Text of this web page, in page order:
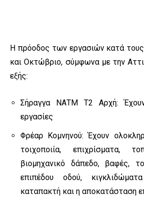
Η πρόοδος των εργασιών κατά
και Οκτώβριο, σύμφωνα με την
εξής:
Σήραγγα ΝΑΤΜ Τ2 Αρχή:
εργασίες
Φρέαρ Κομνηνού: Έχουν
τοιχοποιία, επιχρίσματα,
βιομηχανικό δάπεδο, βαφές,
επιπέδου οδού,
καταπακτή και η αποκατάσταση